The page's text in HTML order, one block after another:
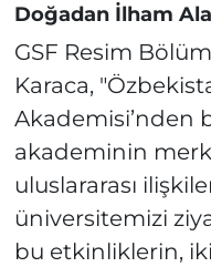
Doğadan İlham
GSF Resim
Karaca,
Akademisi’nden
akademinin
uluslararası
üniversitemizi
bu etkinliklerin,